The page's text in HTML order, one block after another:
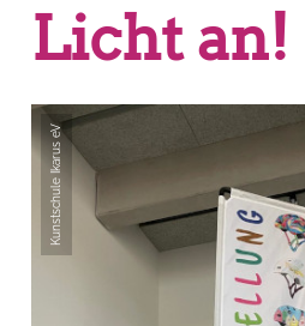
Licht an!
Kunstschule Ikarus eV